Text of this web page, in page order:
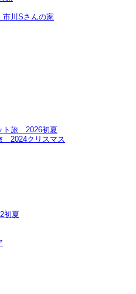
市川Sさんの家
旅＿2026初夏
2024クリスマス
初夏